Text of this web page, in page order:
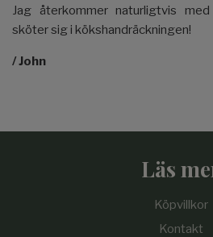
Jag återkommer naturligtvis
sköter sig i kökshandräckningen!
/ John
Läs
Köpvillkor
Kontakt